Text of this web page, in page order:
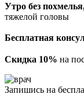
Утро без
тяжелой головы
Бесплатная
Скидка 10% на
Запишись на